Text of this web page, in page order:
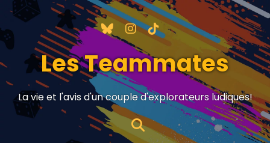
Les Teammates
La vie et l'avis d'un couple d'explorateurs ludiques!